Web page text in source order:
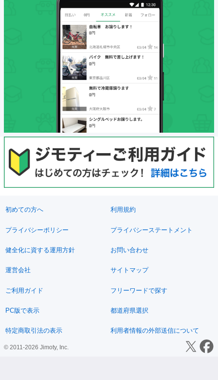
初めての方へ 利用規約
プライバシーポリシー プライバシーステートメント
健全化に資する運用方針 お問い合わせ
運営会社 サイトマップ
ご利用ガイド フリーワードで探す
PC版で表示 都道府県選択
特定商取引法の表示 利用者情報の外部送信について
© 2011-2026 Jimoty, Inc.